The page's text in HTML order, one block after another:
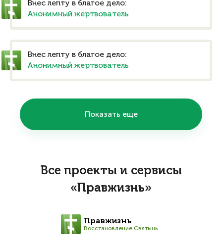
Внес лепту в благое дело:
Анонимный жертвователь
Внес лепту в благое дело:
Анонимный жертвователь
Показать еще
Все проекты и сервисы
«Правжизнь»
Правжизнь
Восстановление Святынь